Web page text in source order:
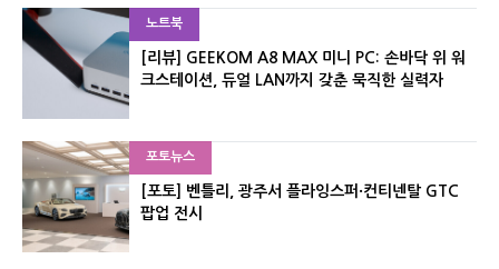
노트북
[리뷰] GEEKOM A8 MAX 미니 PC: 손바닥 위 워
크스테이션, 듀얼 LAN까지 갖춘 묵직한 실력자
포토뉴스
[포토] 벤틀리, 광주서 플라잉스퍼·컨티넨탈 GTC
팝업 전시